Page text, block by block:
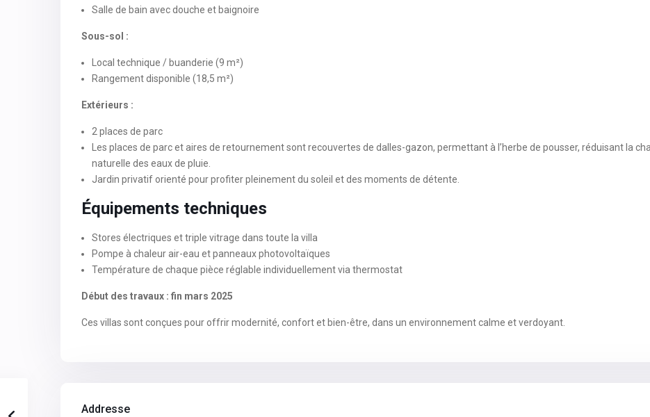
Salle de bain avec douche et baignoire
Sous-sol :
Local technique / buanderie (9 m²)
Rangement disponible (18,5 m²)
Extérieurs :
2 places de parc
Les places de parc et aires de retournement sont recouvertes de dalles-gazon, permettant à l’herbe de pousser, réduisant la
naturelle des eaux de pluie.
Jardin privatif orienté pour profiter pleinement du soleil et des moments de détente.
Équipements techniques
Stores électriques et triple vitrage dans toute la villa
Pompe à chaleur air-eau et panneaux photovoltaïques
Température de chaque pièce réglable individuellement via thermostat
Début des travaux : fin mars 2025
Ces villas sont conçues pour offrir modernité, confort et bien-être, dans un environnement calme et verdoyant.
Addresse